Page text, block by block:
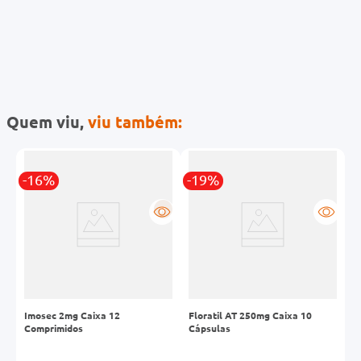
Quem viu,viu também:
-16%
R
Imosec 2mg Caixa 12
Comprimidos
-19%
Floratil AT 250mg Caixa 10
Cápsulas